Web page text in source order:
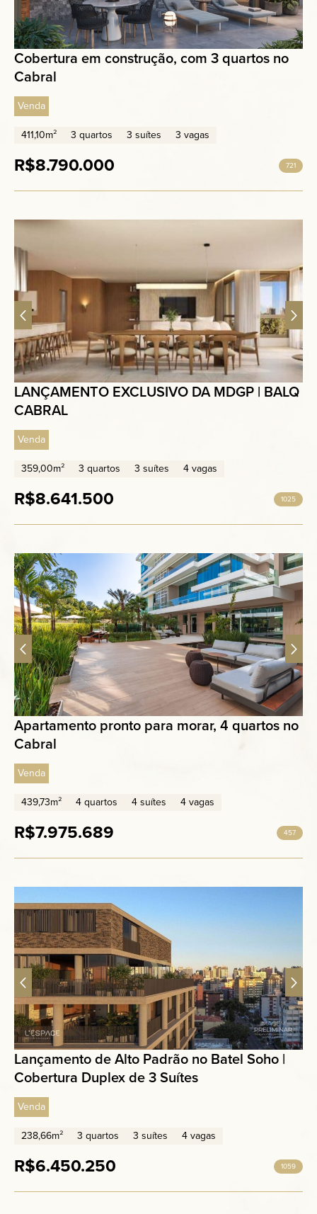
Cobertura em construção, com 3 quartos no
Cabral
Venda
411,10m²
3 quartos 3 suítes 3 vagas
R$8.790.000 721
LANÇAMENTO EXCLUSIVO DA MDGP | BALQ
CABRAL
Venda
359,00m²
3 quartos 3 suítes 4 vagas
R$8.641.500 1025
Apartamento pronto para morar, 4 quartos no
Cabral
Venda
439,73m²
4 quartos 4 suítes 4 vagas
R$7.975.689 457
Lançamento de Alto Padrão no Batel Soho |
Cobertura Duplex de 3 Suítes
Venda
238,66m²
3 quartos 3 suítes 4 vagas
R$6.450.250 1059